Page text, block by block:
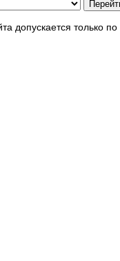
допускается только